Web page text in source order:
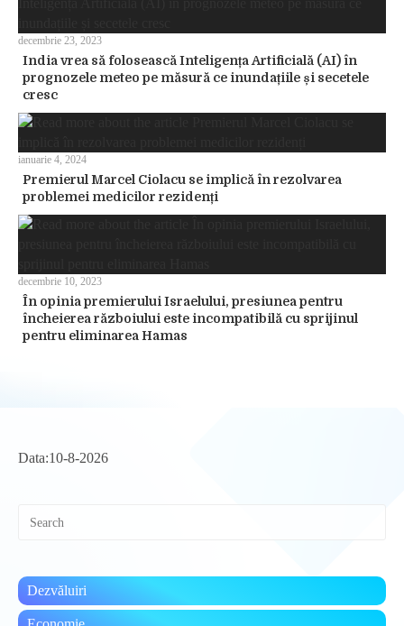
India vrea să folosească Inteligența Artificială (AI) în
prognozele meteo pe măsură ce inundațiile și secetele
cresc
decembrie 23, 2023
Premierul Marcel Ciolacu se implică în rezolvarea
problemei medicilor rezidenți
ianuarie 4, 2024
În opinia premierului Israelului, presiunea pentru
încheierea războiului este incompatibilă cu sprijinul
pentru eliminarea Hamas
decembrie 10, 2023
Data:10-8-2026
the
Dezvăluiri